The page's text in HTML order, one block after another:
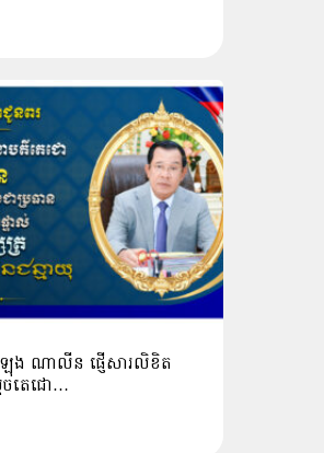
ង ណាលីន ផ្ញើសារលិខិត
ចតេជោ…